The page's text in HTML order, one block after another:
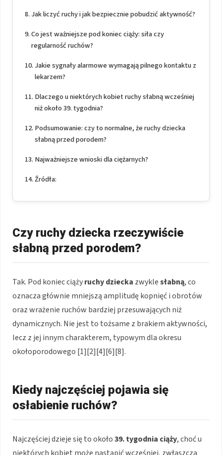
Jak liczyć ruchy i jak bezpiecznie pobudzić aktywność?
Co jest ważniejsze pod koniec ciąży: siła czy
regularność ruchów?
Jakie sygnały alarmowe wymagają pilnego kontaktu z
lekarzem?
Dlaczego u niektórych kobiet ruchy słabną wcześniej
niż około 39. tygodnia?
Podsumowanie: czy to normalne, że ruchy dziecka
słabną przed porodem?
Najważniejsze wnioski dla ciężarnych?
Źródła:
Czy ruchy dziecka rzeczywiście
słabną przed porodem?
Tak. Pod koniec ciążyruchy dziecka zwyklesłabną, co
oznacza głównie mniejszą amplitudę kopnięć i obrotów
oraz wrażenie ruchów bardziej przesuwających niż
dynamicznych. Nie jest to tożsame z brakiem aktywności,
lecz z jej innym charakterem, typowym dla okresu
okołoporodowego [1][2][4][6][8].
Kiedy najczęściej pojawia się
osłabienie ruchów?
Najczęściej dzieje się to około39. tygodnia ciąży, choć u